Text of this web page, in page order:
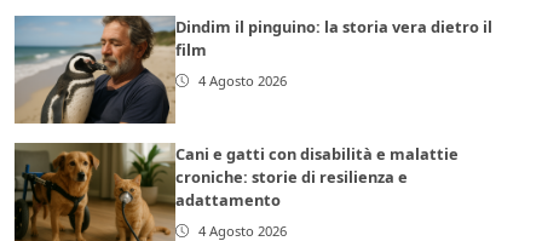
Dindim il pinguino: la storia vera dietro il
film
4 Agosto 2026
Cani e gatti con disabilità e malattie
croniche: storie di resilienza e
adattamento
4 Agosto 2026